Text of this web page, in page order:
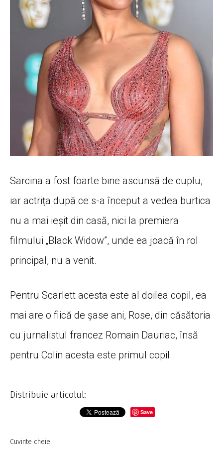
Sarcina a fost foarte bine ascunsă de cuplu,
iar actrița după ce s-a început a vedea burtica
nu a mai ieșit din casă, nici la premiera
filmului „Black Widow”, unde ea joacă în rol
principal, nu a venit.
Pentru Scarlett acesta este al doilea copil, ea
mai are o fiică de șase ani, Rose, din căsătoria
cu jurnalistul francez Romain Dauriac, însă
pentru Colin acesta este primul copil.
Distribuie articolul:
Save
Cuvinte cheie: